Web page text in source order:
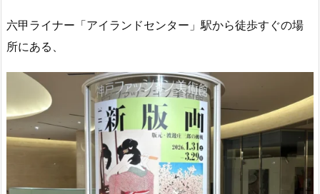
六甲ライナー「アイランドセンター」駅から徒歩すぐの場
所にある、